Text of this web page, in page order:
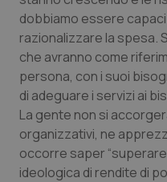
Lombardia
Marche
Molise
Piemonte
Dolore
Donna & Salute
Epatiti
HIV
dobbiamo essere
razionalizzare la spesa.
che avranno come
persona, con i suoi
di adeguare i servizi ai
La gente non si
organizzativi, ne
occorre saper
ideologica di rendite di